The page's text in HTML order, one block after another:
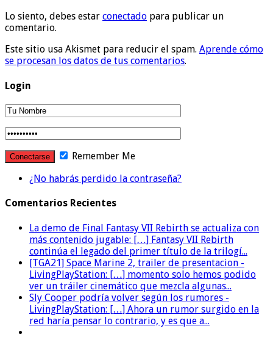
Lo siento, debes estar conectado para publicar un
comentario.
Este sitio usa Akismet para reducir el spam. Aprende cómo
se procesan los datos de tus comentarios.
Login
Remember Me
¿No habrás perdido la contraseña?
Comentarios Recientes
La demo de Final Fantasy VII Rebirth se actualiza con
más contenido jugable: […] Fantasy VII Rebirth
continúa el legado del primer título de la trilogí...
[TGA21] Space Marine 2, trailer de presentacion -
LivingPlayStation: […] momento solo hemos podido
ver un tráiler cinemático que mezcla algunas...
Sly Cooper podría volver según los rumores -
LivingPlayStation: […] Ahora un rumor surgido en la
red haría pensar lo contrario, y es que a...